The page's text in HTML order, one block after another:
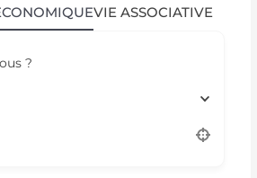
VIE ASSOCIATIVE
?